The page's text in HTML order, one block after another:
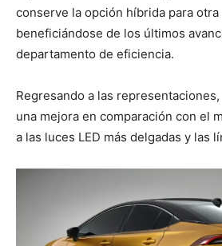
conserve la opción híbrida para
beneficiándose de los últimos
departamento de eficiencia.
Regresando a las
una mejora en comparación con el
a las luces LED más delgadas y las